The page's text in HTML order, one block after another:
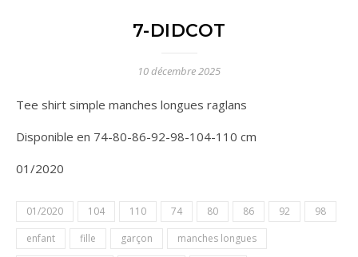
7-DIDCOT
10 décembre 2025
Tee shirt simple manches longues raglans
Disponible en 74-80-86-92-98-104-110 cm
01/2020
01/2020 104 110 74 80 86 92
98
enfant
fille garçon
manches longues